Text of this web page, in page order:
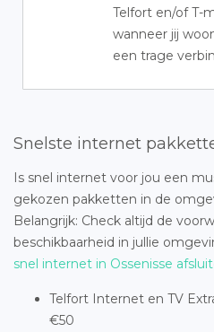
Telfort en/of T-
wanneer jij
een trage
Snelste internet
Is snel internet voor jou een
gekozen pakketten in de
Belangrijk: Check altijd de
beschikbaarheid in jullie
snel internet in Ossenisse
Telfort Internet en TV
€50